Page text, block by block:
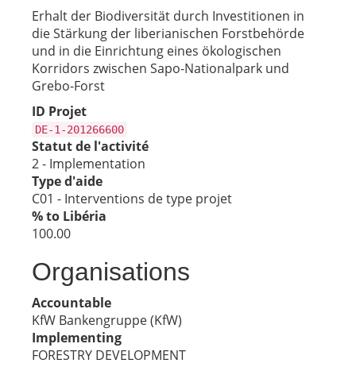
Erhalt der Biodiversität durch Investitionen in
die Stärkung der liberianischen Forstbehörde
und in die Einrichtung eines ökologischen
Korridors zwischen Sapo-Nationalpark und
Grebo-Forst
ID Projet
DE-1-201266600
Statut de l'activité
2 - Implementation
Type d'aide
C01 - Interventions de type projet
% to Libéria
100.00
Organisations
Accountable
KfW Bankengruppe (KfW)
Implementing
FORESTRY DEVELOPMENT